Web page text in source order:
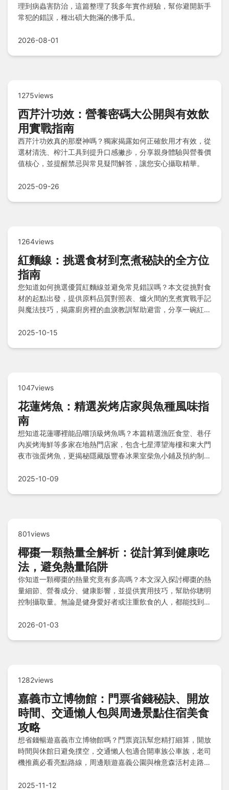
理到病蟲害防治，這篇整理了我多年實作經驗，幫你避開新手
常犯的錯誤，種出碩大飽滿的佛手瓜。
2026-08-01
1275views
西芹汁功效：營養密碼大公開與有效飲
用實戰指南
西芹汁功效真的那麼神嗎？獨家揭露如何正確飲用才有效，從
選材清洗、榨汁工具到提升口感撇步，分享親身體驗與營養價
值核心，並提醒禁忌與常見疑問解答，讓您安心攝取精華。
2025-09-26
1264views
紅麵線：挑選食材到烹煮秘訣的全方位
指南
您知道如何挑選優質紅麵線並避免常見錯誤嗎？本文從挑對食
材的起點出發，提供原料品質對照表、爐火間的烹煮實戰手記
與魔法技巧，揭露廚房裡的血淚教訓幫助避雷，分享一碗紅麵
美味秘訣。
2025-10-15
1047views
花蓮烤魚：精選炭烤店家與魚種風味指
南
想知道花蓮哪裡能品嚐頂級烤魚嗎？本篇精選漁匠食堂、巷仔
內炭烤海鮮等多家在地熱門店家，包含七星潭望海樓和東大門
夜市強蛋烤魚，更揭秘隱藏版豐春冰果室柴魚小鋪及預約制海
用Q&A解答疑問，助你輕鬆規劃花蓮海鮮美食之旅。
2025-10-09
801views
椰棗一顆熱量全解析：從計算到健康吃
法，避免熱量陷阱
你知道一顆椰棗的熱量究竟有多高嗎？本文深入探討椰棗的熱
量細節、營養成分、健康影響，並提供實用技巧，幫助你聰明
控制攝取量。無論是健身愛好者或注重飲食的人，都能找到完
2026-01-03
1282views
嘉義市立博物館：門票省錢秘訣、開放
時間、交通懶人包與周邊景點住宿美食
攻略
想省錢暢遊嘉義市立博物館嗎？門票資訊幫您精打細算，開放
時間與休館日避免撲空，交通懶人包適合開車族公車族，老司
機推薦必看亮點路線，周邊順遊嘉義公園與檜意森活村走路就
麵草魚湯，讓您輕鬆規劃一日遊！
2025-11-12